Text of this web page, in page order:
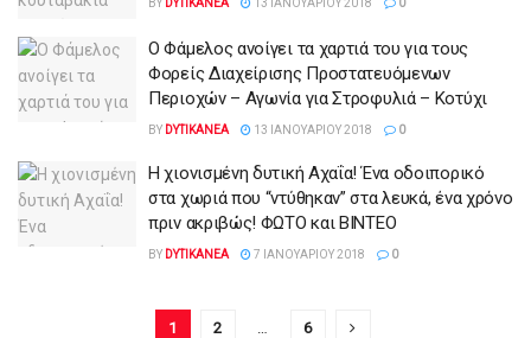
Ο Φάμελος ανοίγει τα χαρτιά του για τους
Φορείς Διαχείρισης Προστατευόμενων
Περιοχών – Αγωνία για Στροφυλιά – Κοτύχι
BY DYTIKANEA 13 ΙΑΝΟΥΑΡΊΟΥ 2018 0
Η χιονισμένη δυτική Αχαΐα! Ένα οδοιπορικό
στα χωριά που “ντύθηκαν” στα λευκά, ένα χρόνο
πριν ακριβώς! ΦΩΤΟ και ΒΙΝΤΕΟ
BY DYTIKANEA 7 ΙΑΝΟΥΑΡΊΟΥ 2018 0
1 2 … 6